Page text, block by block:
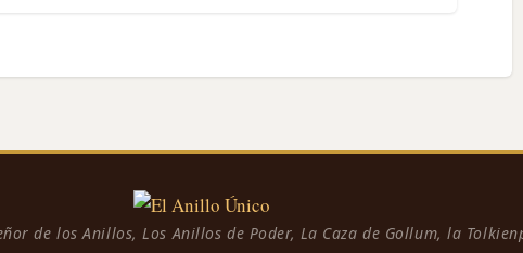
de los Anillos, Los Anillos de Poder, La Caza de Gollum, la